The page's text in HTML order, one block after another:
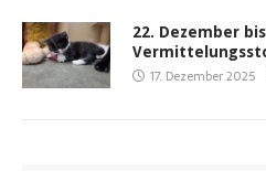
22. Dezember
17. Dezember 2025